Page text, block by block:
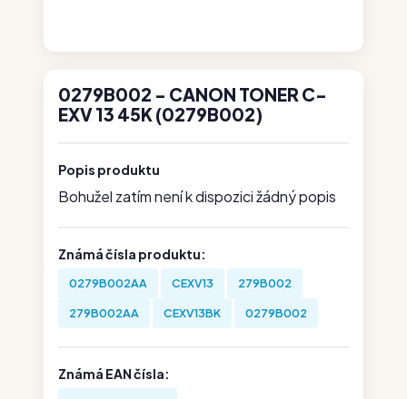
0279B002 - CANON TONER C-
EXV 13 45K (0279B002)
Popis produktu
Bohužel zatím není k dispozici žádný popis
Známá čísla produktu:
0279B002AA CEXV13 279B002
279B002AA CEXV13BK 0279B002
Známá EAN čísla: